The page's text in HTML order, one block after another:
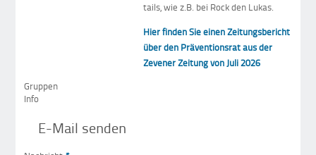
tails, wie z.B. bei Rock den Lukas.
Hier finden Sie einen Zeitungsbericht
über den Präventionsrat aus der
Zevener Zeitung von Juli 2026
Gruppen
Info
E-Mail senden